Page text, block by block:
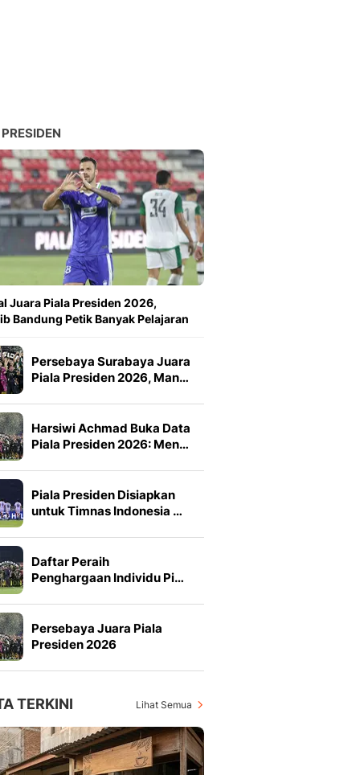
Juara Piala Presiden 2026,
Bandung Petik Banyak Pelajaran
Persebaya Surabaya Juara
Piala Presiden 2026, Man…
Harsiwi Achmad Buka Data
Piala Presiden 2026: Men…
Piala Presiden Disiapkan
untuk Timnas Indonesia …
Daftar Peraih
Penghargaan Individu Pi…
Persebaya Juara Piala
Presiden 2026
TERKINI Lihat Semua